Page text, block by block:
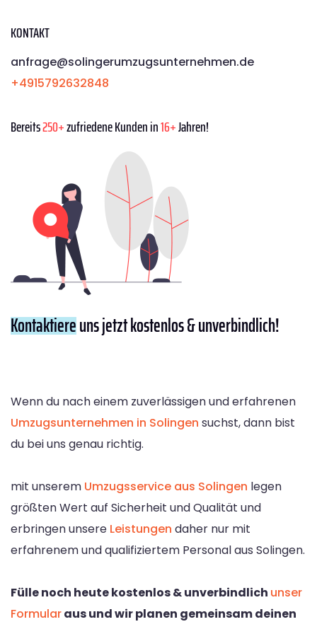
KONTAKT
anfrage@solingerumzugsunternehmen.de
+4915792632848
Bereits250+zufriedene Kunden in16+Jahren!
Kontaktiereuns jetzt kostenlos & unverbindlich!
Wenn du nach einem zuverlässigen und erfahrenen
Umzugsunternehmen in Solingen suchst, dann bist
du bei uns genau richtig.
mit unserem Umzugsservice aus Solingen legen
größten Wert auf Sicherheit und Qualität und
erbringen unsere Leistungen daher nur mit
erfahrenem und qualifiziertem Personal aus Solingen.
Fülle noch heute kostenlos & unverbindlich unser
Formularaus und wir planen gemeinsam deinen